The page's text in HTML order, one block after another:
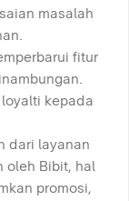
masalah
fitur
kepada
dari layanan
oleh Bibit, hal
promosi,